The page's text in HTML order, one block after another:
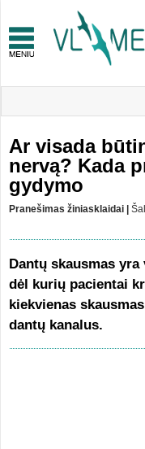
Ar visada
nervą? Kada
gydymo
Pranešimas žiniasklaidai |
Dantų skausmas
dėl kurių pacientai
kiekvienas
dantų kanalus.